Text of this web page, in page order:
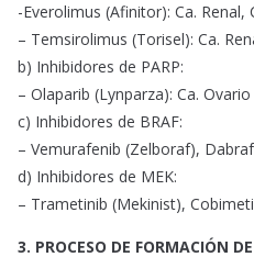
-Everolimus (Afinitor): Ca.
– Temsirolimus (Torisel): Ca.
b) Inhibidores de PARP:
– Olaparib (Lynparza): Ca. Ovario
c) Inhibidores de BRAF:
– Vemurafenib (Zelboraf),
d) Inhibidores de MEK:
– Trametinib (Mekinist),
3. PROCESO DE FORMACIÓN